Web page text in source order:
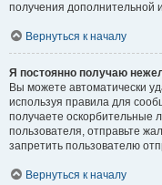
получения дополнительной
Вернуться к началу
Я постоянно получаю
Вы можете автоматически
используя правила для
получаете оскорбительные
пользователя, отправьте
запретить пользователю
Вернуться к началу